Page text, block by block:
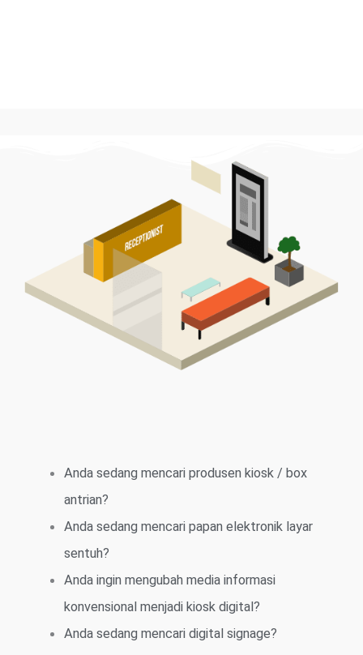
Anda sedang mencari produsen kiosk / box
antrian?
Anda sedang mencari papan elektronik layar
sentuh?
Anda ingin mengubah media informasi
konvensional menjadi kiosk digital?
Anda sedang mencari digital signage?